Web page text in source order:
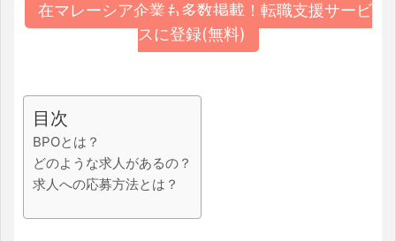
在マレーシア企業も多数掲載！転職支援サービ
スに登録(無料)
目次
BPOとは？
どのような求人があるの？
求人への応募方法とは？